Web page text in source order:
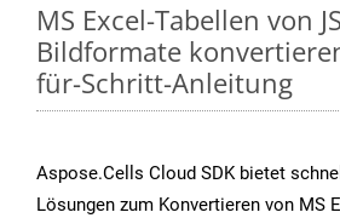
MS Excel-Tabellen von
Bildformate
für-Schritt-Anleitung
Aspose.Cells Cloud SDK bietet
Lösungen zum Konvertieren von MS